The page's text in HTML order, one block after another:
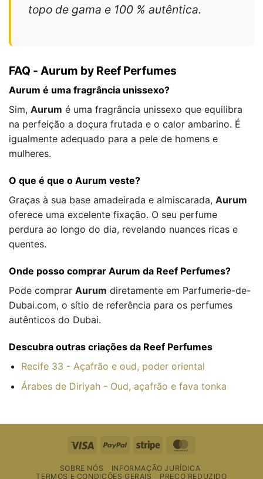
topo de gama e 100 % autêntica.
FAQ - Aurum by Reef Perfumes
Aurum é uma fragrância unissexo?
Sim, Aurum é uma fragrância unissexo que equilibra
na perfeição a doçura frutada e o calor ambarino. É
igualmente adequado para a pele de homens e
mulheres.
O que é que o Aurum veste?
Graças à sua base amadeirada e almiscarada, Aurum
oferece uma excelente fixação. O seu perfume
perdura ao longo do dia, revelando nuances ricas e
quentes.
Onde posso comprar Aurum da Reef Perfumes?
Pode comprar Aurum diretamente em Parfumerie-de-
Dubai.com, o sítio de referência para os perfumes
autênticos do Dubai.
Descubra outras criações da Reef Perfumes
Recife 33 - Açafrão e oud, poder oriental
Árabes de Diriyah - Oud, açafrão e fava tonka
Visto PayPal Riscas
SOBRE NÓS
INFORMAÇÃO JURÍDICA
TERMOS E CONDIÇÕES GERAIS
PREÇO REDUZIDO